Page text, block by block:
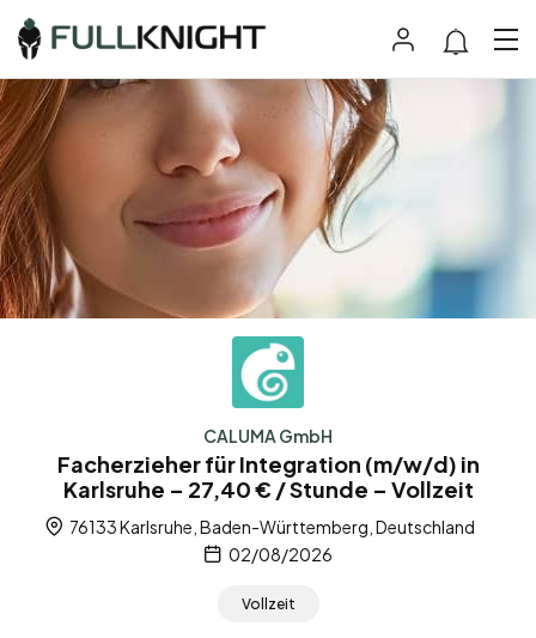
CALUMA GmbH
Facherzieher für Integration (m/w/d) in
Karlsruhe – 27,40 € / Stunde – Vollzeit
76133 Karlsruhe, Baden-Württemberg, Deutschland
02/08/2026
Vollzeit